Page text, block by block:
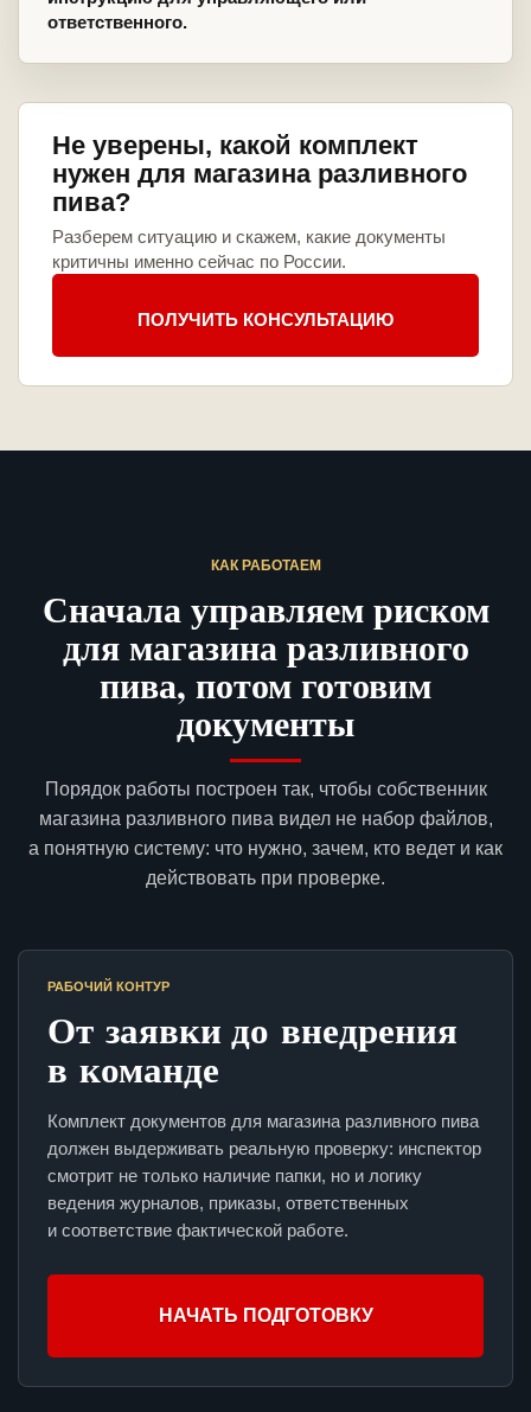
ответственного.
Не уверены, какой комплект
нужен для магазина разливного
пива?
Разберем ситуацию и скажем, какие документы
критичны именно сейчас по России.
ПОЛУЧИТЬ КОНСУЛЬТАЦИЮ
КАК РАБОТАЕМ
Сначала управляем риском
для магазина разливного
пива, потом готовим
документы
Порядок работы построен так, чтобы собственник
магазина разливного пива видел не набор файлов,
а понятную систему: что нужно, зачем, кто ведет и как
действовать при проверке.
РАБОЧИЙ КОНТУР
От заявки до внедрения
в команде
Комплект документов для магазина разливного пива
должен выдерживать реальную проверку: инспектор
смотрит не только наличие папки, но и логику
ведения журналов, приказы, ответственных
и соответствие фактической работе.
НАЧАТЬ ПОДГОТОВКУ